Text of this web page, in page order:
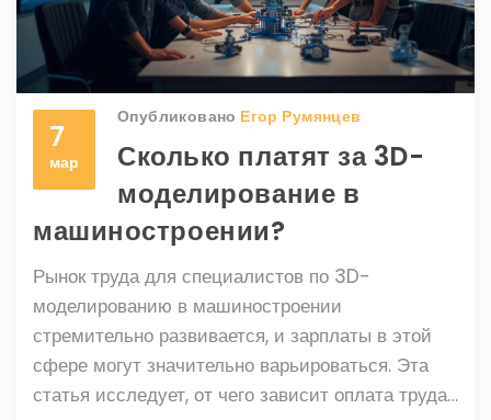
7
мар
Опубликовано Егор Румянцев
Сколько платят за 3D-
моделирование в
машиностроении?
Рынок труда для специалистов по 3D-
моделированию в машиностроении
стремительно развивается, и зарплаты в этой
сфере могут значительно варьироваться. Эта
статья исследует, от чего зависит оплата труда